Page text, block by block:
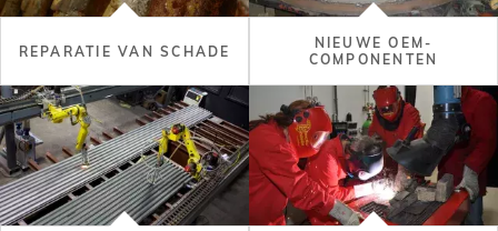
REPARATIE VAN SCHADE
NIEUWE OEM-
COMPONENTEN